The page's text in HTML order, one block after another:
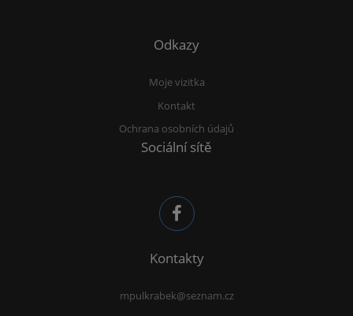
Odkazy
Moje vizitka
Kontakt
Ochrana osobních údajů
Sociální sítě
Kontakty
mpulkrabek@seznam.cz